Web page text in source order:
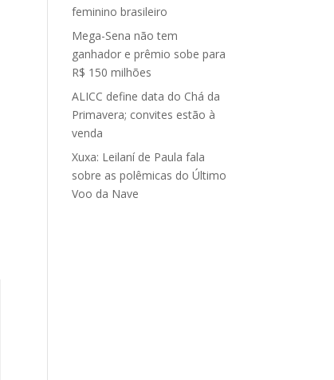
feminino brasileiro
Mega-Sena não tem
ganhador e prêmio sobe para
R$ 150 milhões
ALICC define data do Chá da
Primavera; convites estão à
venda
Xuxa: Leilaní de Paula fala
sobre as polêmicas do Último
Voo da Nave